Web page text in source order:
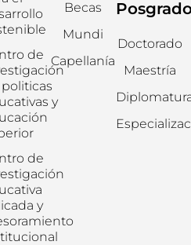
de
y
de
y
Becas
Mundi
Capellanía
Doctorado
Maestría